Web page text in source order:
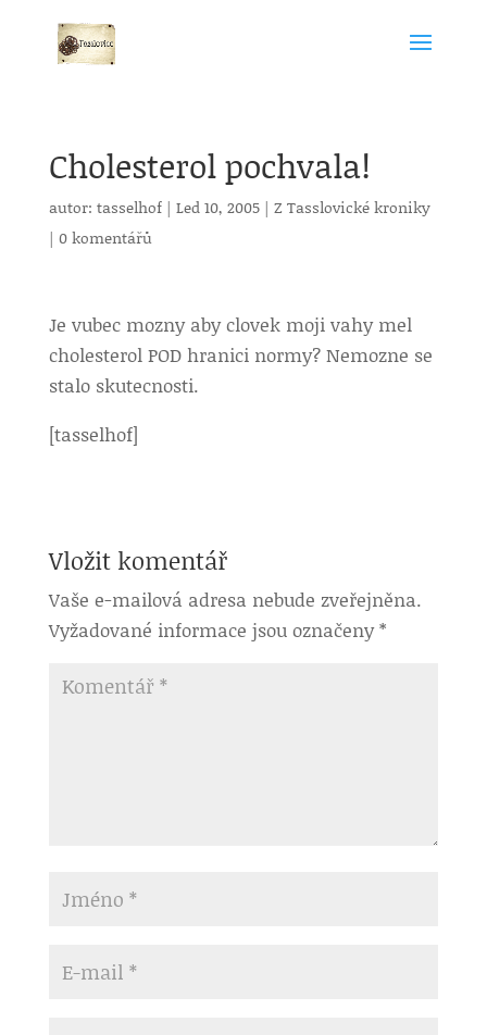
Cholesterol pochvala!
autor: tasselhof| Led 10, 2005| Z Tasslovické kroniky
| 0 komentářů
Je vubec mozny aby clovek moji vahy mel
cholesterol POD hranici normy? Nemozne se
stalo skutecnosti.
[tasselhof]
Vložit komentář
Vaše e-mailová adresa nebude zveřejněna.
Vyžadované informace jsou označeny*